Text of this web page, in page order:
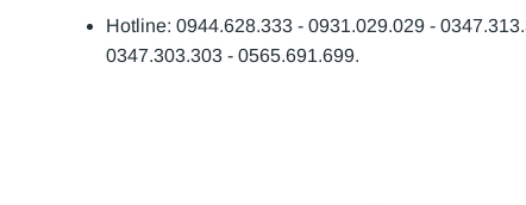
Hotline: 0944.628.333 - 0931.029.029 -
0347.303.303 - 0565.691.699.